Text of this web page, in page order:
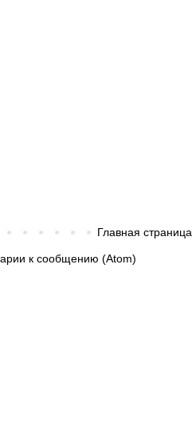
Главная страница
к сообщению (Atom)